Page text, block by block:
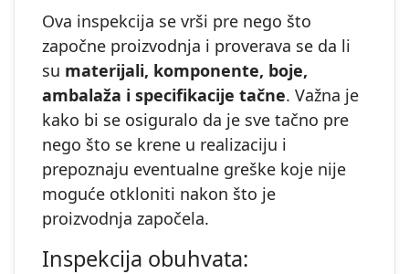
Ova inspekcija se vrši pre nego što
započne proizvodnja i proverava se da li
su materijali, komponente, boje,
ambalaža i specifikacije tačne. Važna je
kako bi se osiguralo da je sve tačno pre
nego što se krene u realizaciju i
prepoznaju eventualne greške koje nije
moguće otkloniti nakon što je
proizvodnja započela.
Inspekcija obuhvata: